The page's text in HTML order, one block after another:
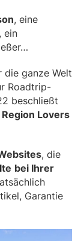
, eine
ein
die ganze Welt
Roadtrip-
beschließt
Region Lovers
, die
bei Ihrer
Garantie